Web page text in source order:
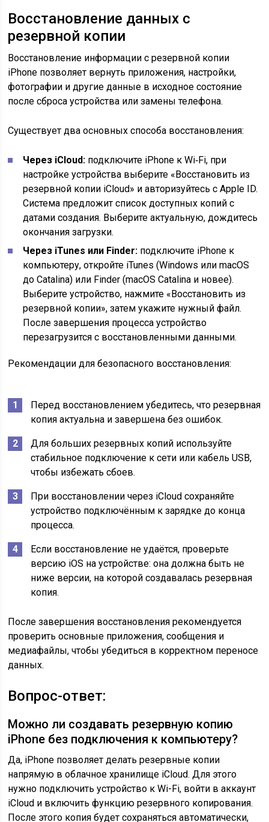
Восстановление данных с
резервной копии
Восстановление информации с резервной копии
iPhone позволяет вернуть приложения, настройки,
фотографии и другие данные в исходное состояние
после сброса устройства или замены телефона.
Существует два основных способа восстановления:
Через iCloud: подключите iPhone к Wi‑Fi, при
настройке устройства выберите «Восстановить из
резервной копии iCloud» и авторизуйтесь с Apple ID.
Система предложит список доступных копий с
датами создания. Выберите актуальную, дождитесь
окончания загрузки.
Через iTunes или Finder: подключите iPhone к
компьютеру, откройте iTunes (Windows или macOS
до Catalina) или Finder (macOS Catalina и новее).
Выберите устройство, нажмите «Восстановить из
резервной копии», затем укажите нужный файл.
После завершения процесса устройство
перезагрузится с восстановленными данными.
Рекомендации для безопасного восстановления:
Перед восстановлением убедитесь, что резервная
копия актуальна и завершена без ошибок.
Для больших резервных копий используйте
стабильное подключение к сети или кабель USB,
чтобы избежать сбоев.
При восстановлении через iCloud сохраняйте
устройство подключённым к зарядке до конца
процесса.
Если восстановление не удаётся, проверьте
версию iOS на устройстве: она должна быть не
ниже версии, на которой создавалась резервная
копия.
После завершения восстановления рекомендуется
проверить основные приложения, сообщения и
медиафайлы, чтобы убедиться в корректном переносе
данных.
Вопрос-ответ:
Можно ли создавать резервную копию
iPhone без подключения к компьютеру?
Да, iPhone позволяет делать резервные копии
напрямую в облачное хранилище iCloud. Для этого
нужно подключить устройство к Wi-Fi, войти в аккаунт
iCloud и включить функцию резервного копирования.
После этого копия будет сохраняться автоматически,